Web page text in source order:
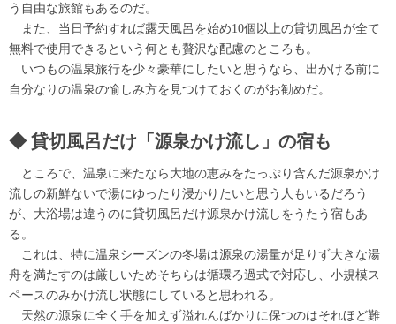
う自由な旅館もあるのだ。
また、当日予約すれば露天風呂を始め10個以上の貸切風呂が全て
無料で使用できるという何とも贅沢な配慮のところも。
いつもの温泉旅行を少々豪華にしたいと思うなら、出かける前に
自分なりの温泉の愉しみ方を見つけておくのがお勧めだ。
貸切風呂だけ「源泉かけ流し」の宿も
ところで、温泉に来たなら大地の恵みをたっぷり含んだ源泉かけ
流しの新鮮ないで湯にゆったり浸かりたいと思う人もいるだろう
が、大浴場は違うのに貸切風呂だけ源泉かけ流しをうたう宿もあ
る。
これは、特に温泉シーズンの冬場は源泉の湯量が足りず大きな湯
舟を満たすのは厳しいためそちらは循環ろ過式で対応し、小規模ス
ペースのみかけ流し状態にしていると思われる。
天然の源泉に全く手を加えず溢れんばかりに保つのはそれほど難